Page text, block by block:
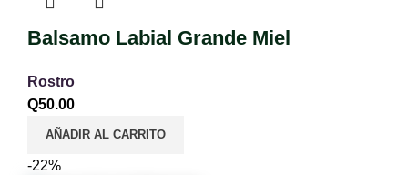
Balsamo Labial Grande Miel
Rostro
Q50.00
AÑADIR AL CARRITO
-22%